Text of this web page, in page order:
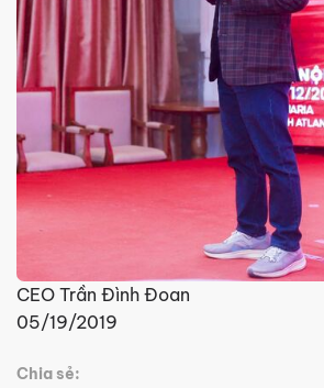
CEO Trần Đình Đoan
05/19/2019
Chia sẻ: